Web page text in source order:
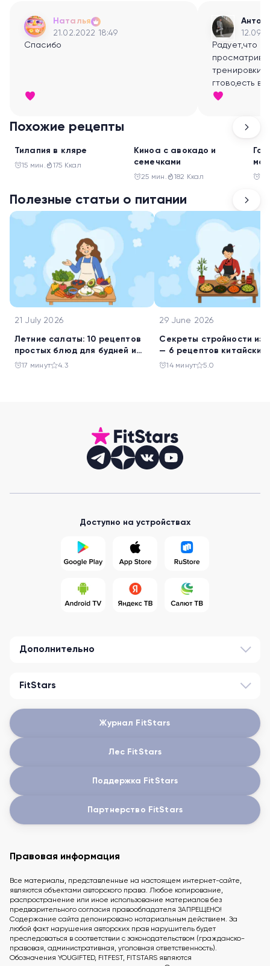
Наталья
21.02.2022 18:49
Спасибо
Антон
Радует,что
тренировки-
гтово,есть
заниматься:)
Похожие рецепты
Ужин
Тилапия в кляре
15 мин. 175 Ккал
Ужин
Киноа с авокадо и
семечками
25 мин. 182 Ккал
Полезные статьи о питании
21 July 2026
Летние салаты: 10 рецептов
простых блюд для будней и
праздника
17 минут 4.3
29 June 2026
Секреты стройности из
— 6 рецептов китайских
салатов
14 минут 5.0
Доступно на устройствах
Дополнительно
FitStars
Журнал FitStars
Лес FitStars
Поддержка FitStars
Партнерство FitStars
Правовая информация
Все материалы, представленные на настоящем интернет-сайте,
являются объектами авторского права. Любое копирование,
распространение или иное использование материалов без
предварительного согласия правообладателя ЗАПРЕЩЕНО!
Содержание сайта депонировано нотариальным действием. За
любой факт нарушения авторских прав нарушитель будет
преследоваться в соответствии с законодательством (гражданско-
правовая, административная, уголовная ответственность).
Обозначения YOUGIFTED, FITFEST, FITSTARS являются